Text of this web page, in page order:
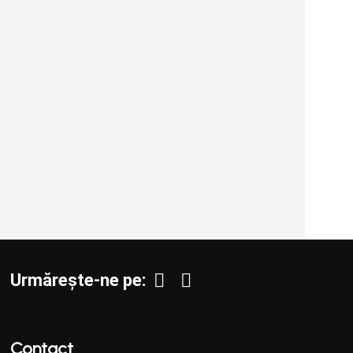
Urmărește-ne pe:
Contact